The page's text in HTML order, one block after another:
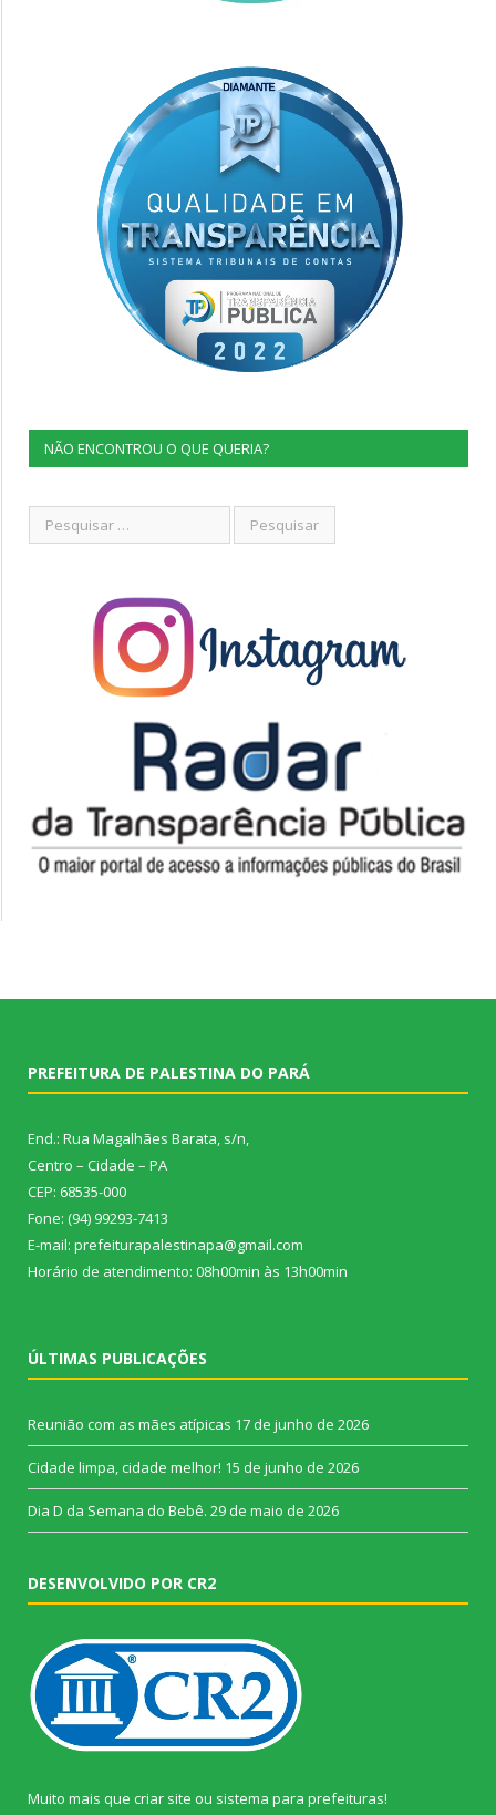
NÃO ENCONTROU O QUE QUERIA?
PREFEITURA DE PALESTINA DO PARÁ
End.: Rua Magalhães Barata, s/n,
Centro – Cidade – PA
CEP: 68535-000
Fone: (94) 99293-7413
E-mail: prefeiturapalestinapa@gmail.com
Horário de atendimento: 08h00min às 13h00min
ÚLTIMAS PUBLICAÇÕES
Reunião com as mães atípicas 17 de junho de 2026
Cidade limpa, cidade melhor! 15 de junho de 2026
Dia D da Semana do Bebê. 29 de maio de 2026
DESENVOLVIDO POR CR2
Muito mais que criar site ou sistema para prefeituras!